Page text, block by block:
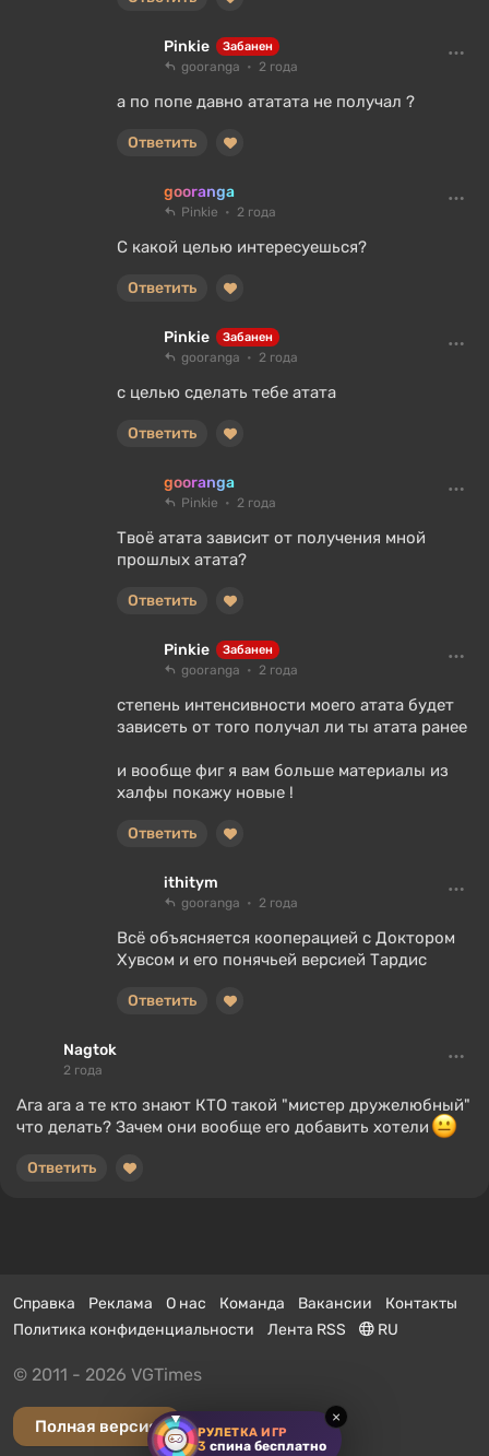
РУЛЕТКА ИГР
3 спина бесплатно
×
Pinkie Забанен
gooranga 2 года
а по попе давно ататата не получал ?
Ответить
gooranga
Pinkie 2 года
С какой целью интересуешься?
Ответить
Pinkie Забанен
gooranga 2 года
с целью сделать тебе атата
Ответить
gooranga
Pinkie 2 года
Твоё атата зависит от получения мной
прошлых атата?
Ответить
Pinkie Забанен
gooranga 2 года
степень интенсивности моего атата будет
зависеть от того получал ли ты атата ранее
и вообще фиг я вам больше материалы из
халфы покажу новые !
Ответить
ithitym
gooranga 2 года
Всё объясняется кооперацией с Доктором
Хувсом и его понячьей версией Тардис
Ответить
Nagtok
2 года
Ага ага а те кто знают КТО такой "мистер дружелюбный"
что делать? Зачем они вообще его добавить хотели
Ответить
Справка Реклама О нас Команда Вакансии
Контакты
Политика конфиденциальности
Лента RSS RU
© 2011 - 2026 VGTimes
Полная версия